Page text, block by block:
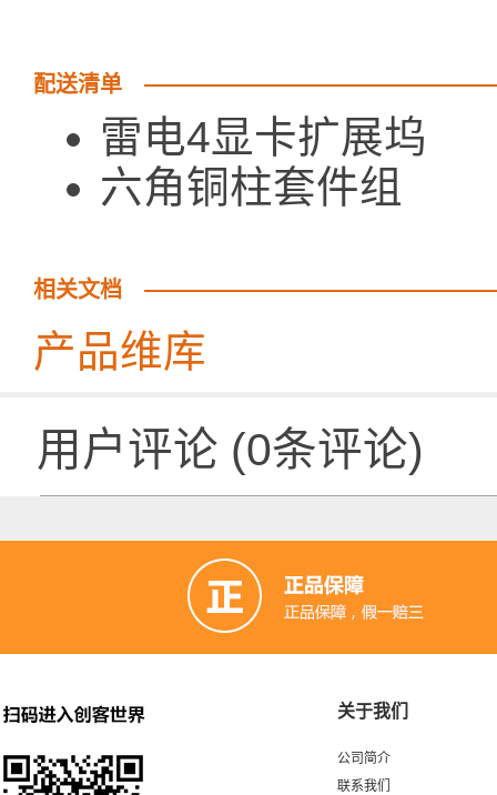
配送清单
雷电4显卡
六角铜柱
相关文档
产品维库
用户评论 (0条评论)
关于我们
公司简介
联系我们